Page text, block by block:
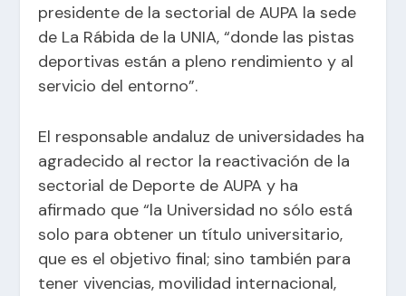
presidente de la sectorial de AUPA la sede
de La Rábida de la UNIA, “donde las pistas
deportivas están a pleno rendimiento y al
servicio del entorno”.
El responsable andaluz de universidades ha
agradecido al rector la reactivación de la
sectorial de Deporte de AUPA y ha
afirmado que “la Universidad no sólo está
solo para obtener un título universitario,
que es el objetivo final; sino también para
tener vivencias, movilidad internacional,